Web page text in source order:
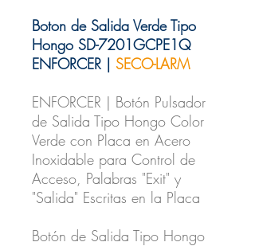
Boton de Salida Verde Tipo
Hongo SD-7201GCPE1Q
ENFORCER | SECO-LARM
ENFORCER | Botón Pulsador
de Salida Tipo Hongo Color
Verde con Placa en Acero
Inoxidable para Control de
Acceso, Palabras "Exit" y
"Salida" Escritas en la Placa
Botón de Salida Tipo Hongo